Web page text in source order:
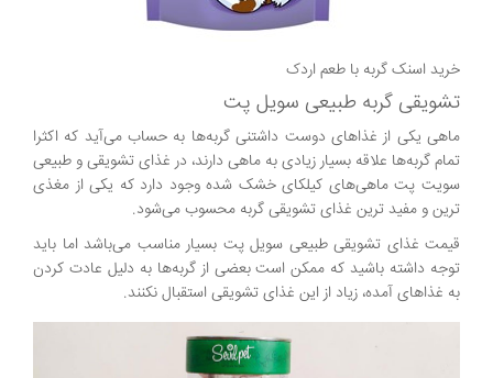
خرید اسنک گربه با طعم اردک
تشویقی گربه طبیعی سویل پت
ماهی‌ یکی از غذاهای دوست داشتنی گربه‌ها به حساب می‌آید که اکثرا
تمام گربه‌ها علاقه بسیار زیادی به ماهی دارند، در غذای تشویقی و طبیعی
سویت پت ماهی‌های کیلکای خشک شده وجود دارد که یکی از مغذی
ترین و مفید ترین غذای تشویقی گربه محسوب می‌شود.
قیمت غذای تشویقی طبیعی سویل پت بسیار مناسب می‌باشد اما باید
توجه داشته باشید که ممکن است بعضی از گربه‌ها به دلیل عادت کردن
به غذاهای آمده، زیاد از این غذای تشویقی استقبال نکنند.